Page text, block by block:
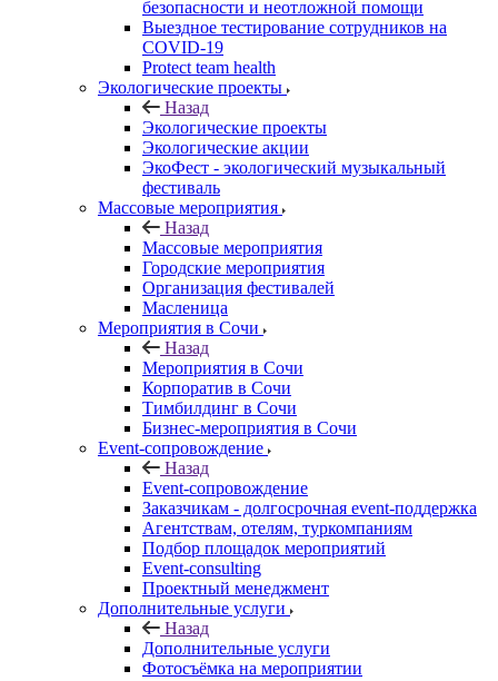
безопасности и неотложной помощи
Выездное тестирование сотрудников на
COVID-19
Protect team health
Экологические проекты
Назад
Экологические проекты
Экологические акции
ЭкоФест - экологический музыкальный
фестиваль
Массовые мероприятия
Назад
Массовые мероприятия
Городские мероприятия
Организация фестивалей
Масленица
Мероприятия в Сочи
Назад
Мероприятия в Сочи
Корпоратив в Сочи
Тимбилдинг в Сочи
Бизнес-мероприятия в Сочи
Event-сопровождение
Назад
Event-сопровождение
Заказчикам - долгосрочная event-поддержка
Агентствам, отелям, туркомпаниям
Подбор площадок мероприятий
Event-consulting
Проектный менеджмент
Дополнительные услуги
Назад
Дополнительные услуги
Фотосъёмка на мероприятии